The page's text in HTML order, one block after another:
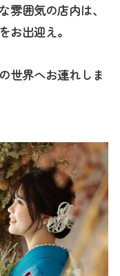
雰囲気の店内は、
お出迎え。
世界へお連れしま